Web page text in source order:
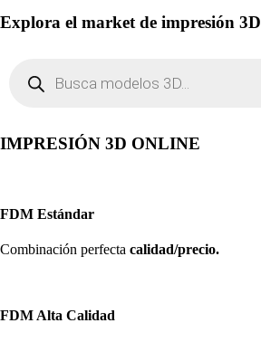
Explora el market de impresión 3D
productos
IMPRESIÓN 3D ONLINE
FDM Estándar
Combinación perfecta calidad/precio.
FDM Alta Calidad